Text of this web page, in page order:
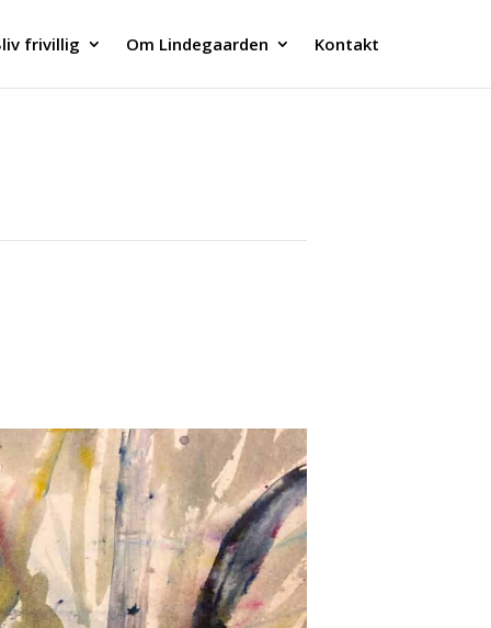
frivillig Om Lindegaarden Kontakt